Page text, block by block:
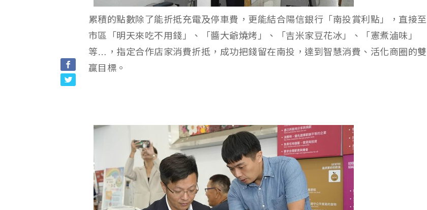
累積的點數除了能折抵充電及停車費，更能結合陽信銀行「南投賞利點」，直接至
市區「明天來吃不用錢」、「醬大爺燒烤」、「吉米家豆花冰」、「憲煮滷味」
等…，指定合作店家消費折抵，成功把錢留在南投，達到智慧消費、活化商圈的雙
贏目標。